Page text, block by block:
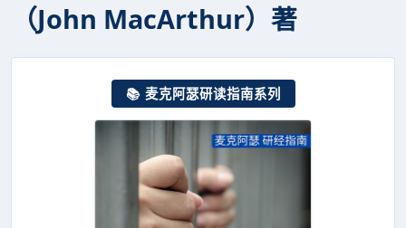
（John MacArthur）著
📚 麦克阿瑟研读指南系列